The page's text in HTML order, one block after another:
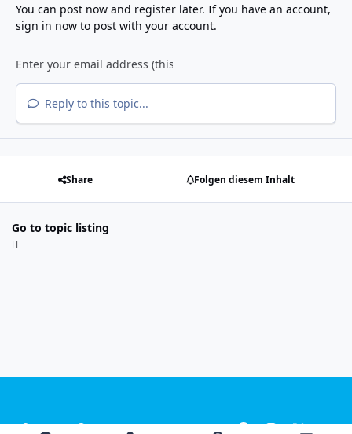
You can post now and register later. If you have an account,
sign in nowto post with your account.
Reply to this topic...
Share Folgen diesem Inhalt
Go to topic listing
Light ModeDark ModeSystem Preference f i x y